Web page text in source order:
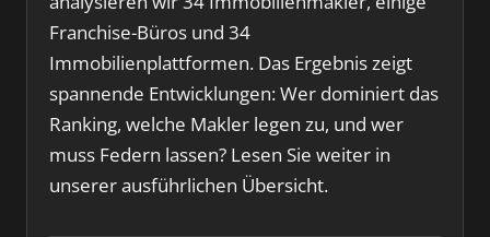
Franchise-Büros und 34
Immobilienplattformen. Das Ergebnis zeigt
spannende Entwicklungen: Wer dominiert das
Ranking, welche Makler legen zu, und wer
muss Federn lassen? Lesen Sie weiter in
unserer ausführlichen Übersicht.